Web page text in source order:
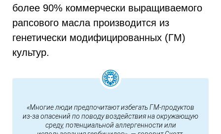
более 90% коммерчески выращиваемого
рапсового масла производится из
генетически модифицированных (ГМ)
культур.
«Многие люди предпочитают избегать ГМ-продуктов
из-за опасений по поводу воздействия на окружающую
среду, потенциальной аллергенности или